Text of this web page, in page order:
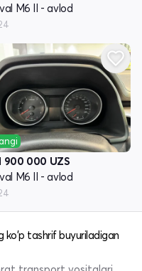
M6 II - avlod
900 000 UZS
M6 II - avlod
tashrif buyuriladigan